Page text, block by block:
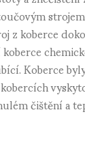
koberce
Koberce
čištění a